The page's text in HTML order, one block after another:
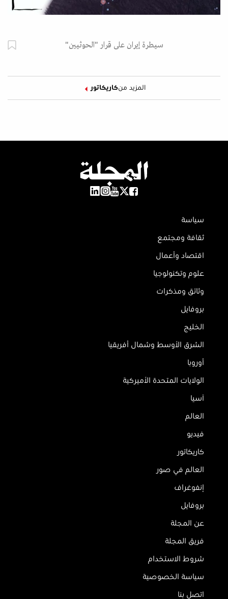
سيطرة إيران على قرار "الحوثيين"
المزيد منكاريكاتور
سياسة
ثقافة ومجتمع
اقتصاد وأعمال
علوم وتكنولوجيا
وثائق ومذكرات
بروفايل
الخليج
الشرق الأوسط وشمال أفريقيا
أوروبا
الولايات المتحدة الأميركية
آسيا
العالم
فيديو
كاريكاتور
العالم في صور
إنفوغراف
بروفايل
عن المجلة
فريق المجلة
شروط الاستخدام
سياسة الخصوصية
اتصل بنا